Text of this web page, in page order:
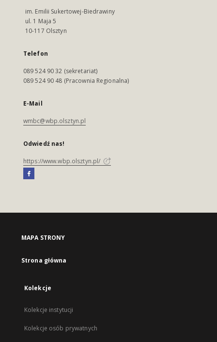
im. Emilii Sukertowej-Biedrawiny
ul. 1 Maja 5
10-117 Olsztyn
Telefon
089 524 90 32 (sekretariat)
089 524 90 48 (Pracownia Regionalna)
E-Mail
wmbc@wbp.olsztyn.pl
Odwiedź nas!
https://www.wbp.olsztyn.pl/
MAPA STRONY
Strona główna
Kolekcje
Kolekcje instytucji
Kolekcje osób prywatnych